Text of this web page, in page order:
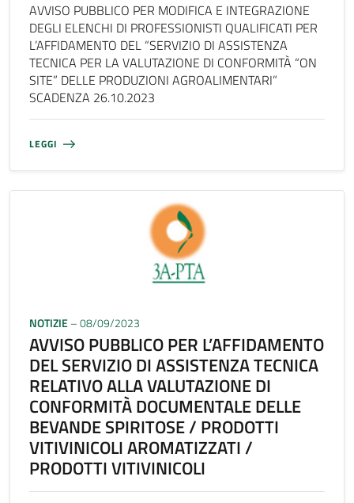
AVVISO PUBBLICO PER MODIFICA E INTEGRAZIONE
DEGLI ELENCHI DI PROFESSIONISTI QUALIFICATI PER
L’AFFIDAMENTO DEL “SERVIZIO DI ASSISTENZA
TECNICA PER LA VALUTAZIONE DI CONFORMITÀ “ON
SITE” DELLE PRODUZIONI AGROALIMENTARI”
SCADENZA 26.10.2023
LEGGI
NOTIZIE– 08/09/2023
AVVISO PUBBLICO PER L’AFFIDAMENTO
DEL SERVIZIO DI ASSISTENZA TECNICA
RELATIVO ALLA VALUTAZIONE DI
CONFORMITÀ DOCUMENTALE DELLE
BEVANDE SPIRITOSE / PRODOTTI
VITIVINICOLI AROMATIZZATI /
PRODOTTI VITIVINICOLI